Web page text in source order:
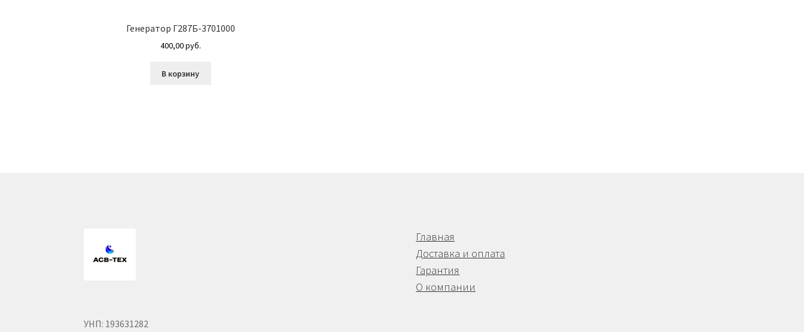
Генератор Г287Б-3701000
400,00руб.
В корзину
УНП: 193631282
Главная
Доставка и оплата
Гарантия
О компании